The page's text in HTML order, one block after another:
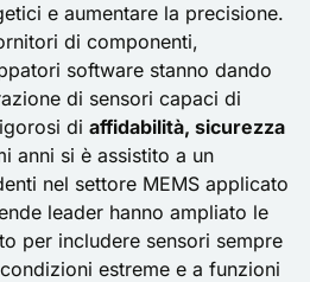
e aumentare la precisione.
di componenti,
software stanno dando
di sensori capaci di
di affidabilità, sicurezza
anni si è assistito a un
nel settore MEMS applicato
leader hanno ampliato le
per includere sensori sempre
estreme e a funzioni